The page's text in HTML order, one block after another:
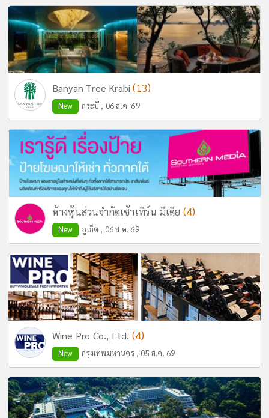
Banyan Tree Krabi(13)
New กระบี่ , 06 ส.ค. 69
ห้างหุ้นส่วนจำกัดเซ้าเทิร์น มีเดีย (4)
New ภูเก็ต , 06 ส.ค. 69
Wine Pro Co., Ltd. (4)
New กรุงเทพมหานคร , 05 ส.ค. 69